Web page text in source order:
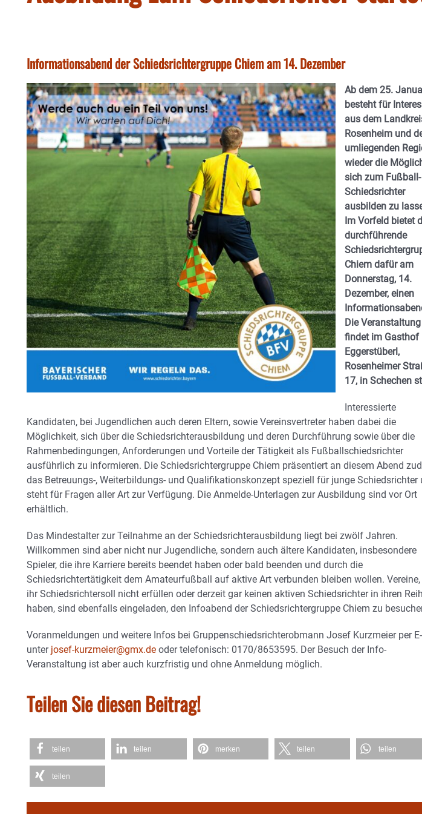
Informationsabend der Schiedsrichtergruppe Chiem am 14. Dezember
Ab dem 25.
besteht für
aus dem
Rosenheim und
umliegenden
wieder die
sich zum Fußball-
Schiedsrichter
ausbilden zu
Im Vorfeld bietet
durchführende
Chiem dafür am
Donnerstag, 14.
Dezember, einen
Die Veranstaltung
findet im Gasthof
Eggerstüberl,
Rosenheimer
17, in Schechen
Interessierte
Kandidaten, bei Jugendlichen auch deren Eltern, sowie Vereinsvertreter haben dabei die
Möglichkeit, sich über die Schiedsrichterausbildung und deren Durchführung sowie über die
Rahmenbedingungen, Anforderungen und Vorteile der Tätigkeit als Fußballschiedsrichter
ausführlich zu informieren. Die Schiedsrichtergruppe Chiem präsentiert an diesem Abend
das Betreuungs-, Weiterbildungs- und Qualifikationskonzept speziell für junge Schiedsrichter
steht für Fragen aller Art zur Verfügung. Die Anmelde-Unterlagen zur Ausbildung sind vor Ort
erhältlich.
Das Mindestalter zur Teilnahme an der Schiedsrichterausbildung liegt bei zwölf Jahren.
Willkommen sind aber nicht nur Jugendliche, sondern auch ältere Kandidaten, insbesondere
Spieler, die ihre Karriere bereits beendet haben oder bald beenden und durch die
Schiedsrichtertätigkeit dem Amateurfußball auf aktive Art verbunden bleiben wollen. Vereine,
ihr Schiedsrichtersoll nicht erfüllen oder derzeit gar keinen aktiven Schiedsrichter in ihren
haben, sind ebenfalls eingeladen, den Infoabend der Schiedsrichtergruppe Chiem zu
Voranmeldungen und weitere Infos bei Gruppenschiedsrichterobmann Josef Kurzmeier per
unter josef-kurzmeier@gmx.de oder telefonisch: 0170/8653595. Der Besuch der Info-
Veranstaltung ist aber auch kurzfristig und ohne Anmeldung möglich.
Teilen Sie diesen Beitrag!
teilen teilen merken teilen teilen
teilen